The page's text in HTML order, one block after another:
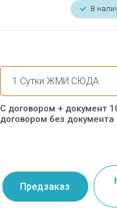
В
Предзаказ
С договором + документ
договором без документа